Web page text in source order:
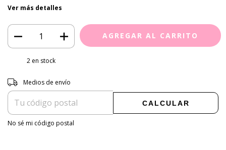
Ver más detalles
2en stock
Entregas para el CP:
Medios de envío
CALCULAR
No sé mi código postal